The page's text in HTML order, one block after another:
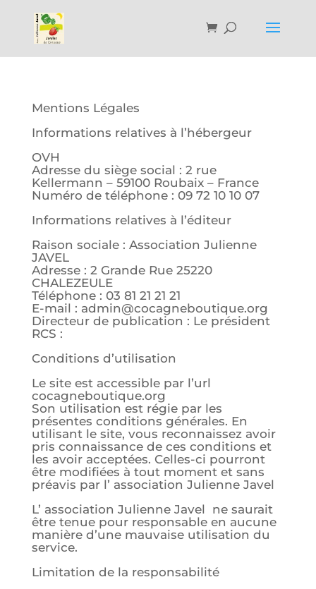
Mentions Légales
Informations relatives à l’hébergeur
OVH
Adresse du siège social : 2 rue
Kellermann – 59100 Roubaix – France
Numéro de téléphone : 09 72 10 10 07
Informations relatives à l’éditeur
Raison sociale : Association Julienne
JAVEL
Adresse : 2 Grande Rue 25220
CHALEZEULE
Téléphone : 03 81 21 21 21
E-mail : admin@cocagneboutique.org
Directeur de publication : Le président
RCS :
Conditions d’utilisation
Le site est accessible par l’url
cocagneboutique.org
Son utilisation est régie par les
présentes conditions générales. En
utilisant le site, vous reconnaissez avoir
pris connaissance de ces conditions et
les avoir acceptées. Celles-ci pourront
être modifiées à tout moment et sans
préavis par l’ association Julienne Javel
L’ association Julienne Javel ne saurait
être tenue pour responsable en aucune
manière d’une mauvaise utilisation du
service.
Limitation de la responsabilité